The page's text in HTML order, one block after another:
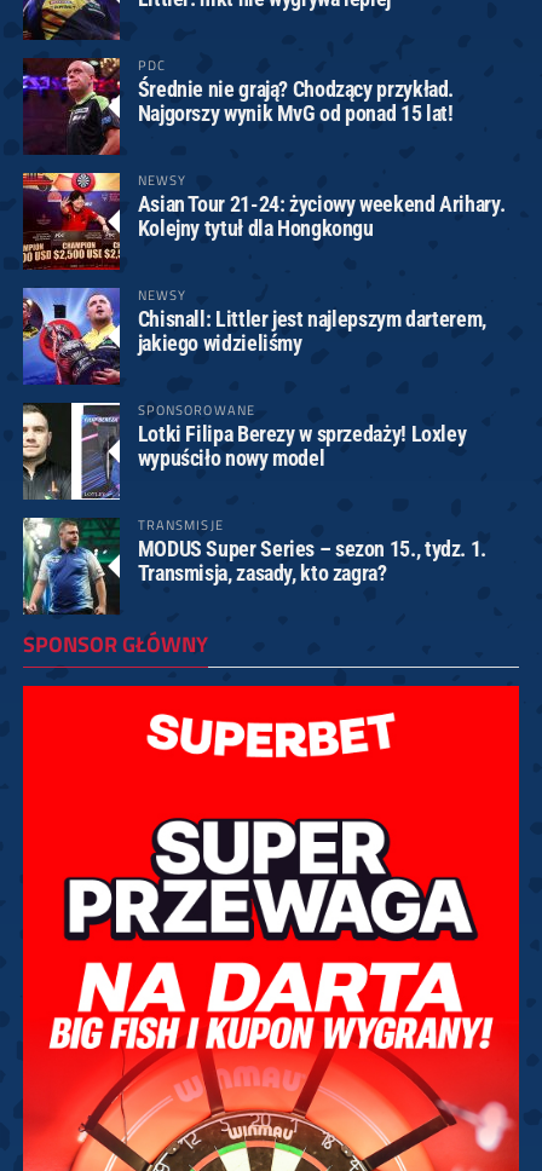
PDC
Średnie nie grają? Chodzący przykład.
Najgorszy wynik MvG od ponad 15 lat!
NEWSY
Asian Tour 21-24: życiowy weekend Arihary.
Kolejny tytuł dla Hongkongu
NEWSY
Chisnall: Littler jest najlepszym darterem,
jakiego widzieliśmy
SPONSOROWANE
Lotki Filipa Berezy w sprzedaży! Loxley
wypuściło nowy model
TRANSMISJE
MODUS Super Series – sezon 15., tydz. 1.
Transmisja, zasady, kto zagra?
SPONSOR GŁÓWNY